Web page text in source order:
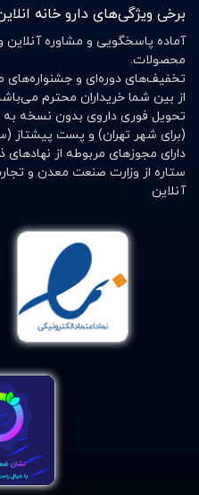
برای فیکس کردن انواع
می گردد.
ویژگی های مهم این چسب
1. قابلیت نفوذپذیری بسیار بالا نسبت به هوا
2. ضدحساسیت
4. قابل استفاده در محل
چسب خونگیری
همانطور که از نامش پیداست
استفاده ی افراد و پرسنل های
زمان استفاده از این چسب،
خونریزی بند آمده باشد و
برخی ویژگی‌های دارو خانه
آماده پاسخگویی و مشاوره آنلاین
محصولات.
تخفیف‌های دوره‌ای و
از بین شما خریداران محترم
تحویل فوری داروی بدون نسخه به
(برای شهر تهران) و پست پیشتاز
دارای مجوزهای مربوطه از نهادهای
ستاره از وزارت صنعت معدن و
آنلاین